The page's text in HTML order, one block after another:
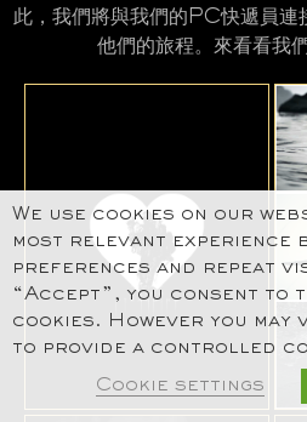
此，我們將與我們的PC快遞員連
他們的旅程。來看看我
We use cookies on our
most relevant experience
preferences and repeat
“Accept”, you consent to
cookies. However you
to provide a controlled
Cookie settings